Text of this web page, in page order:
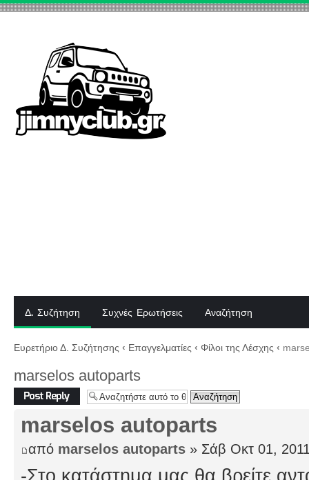
Δ. Συζήτηση Συχνές Ερωτήσεις Αναζήτηση
Ευρετήριο Δ. Συζήτησης ‹ Επαγγελματίες ‹ Φίλοι της Λέσχης ‹
marselos autoparts
Δημιουργία
απάντησης
marselos autoparts
από marselos autoparts » Σάβ Οκτ 01,
-Στο κατάστημα μας θα βρείτε